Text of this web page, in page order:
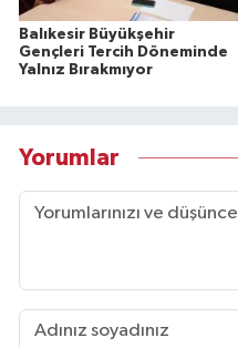
Balıkesir Büyükşehir
Gençleri Tercih Döneminde
Yalnız Bırakmıyor
Yorumlar